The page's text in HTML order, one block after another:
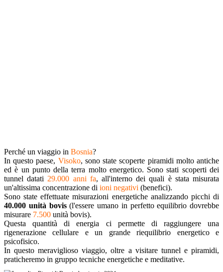
Perché un viaggio in Bosnia?
In questo paese, Visoko, sono state scoperte piramidi molto antiche
ed è un punto della terra molto energetico. Sono stati scoperti dei
tunnel datati 29.000 anni fa, all'interno dei quali è stata misurata
un'altissima concentrazione di ioni negativi (benefici).
Sono state effettuate misurazioni energetiche analizzando picchi di
40.000 unità bovis(l'essere umano in perfetto equilibrio dovrebbe
misurare 7.500 unità bovis).
Questa quantità di energia ci permette di raggiungere una
rigenerazione cellulare e un grande riequilibrio energetico e
psicofisico.
In questo meraviglioso viaggio, oltre a visitare tunnel e piramidi,
praticheremo in gruppo tecniche energetiche e meditative.